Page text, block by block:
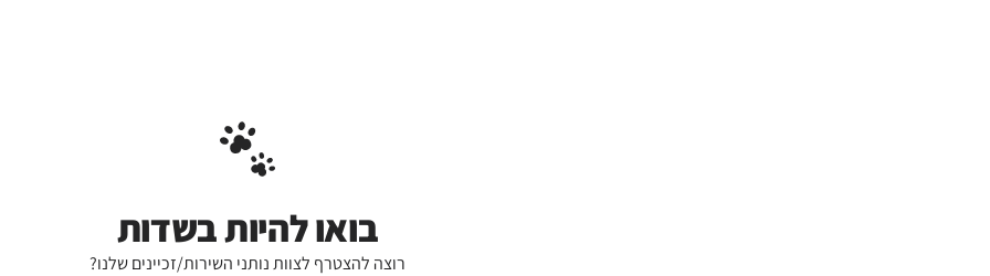
בואו להיות בשדות
רוצה להצטרף לצוות נותני השירות/זכיינים שלנו?